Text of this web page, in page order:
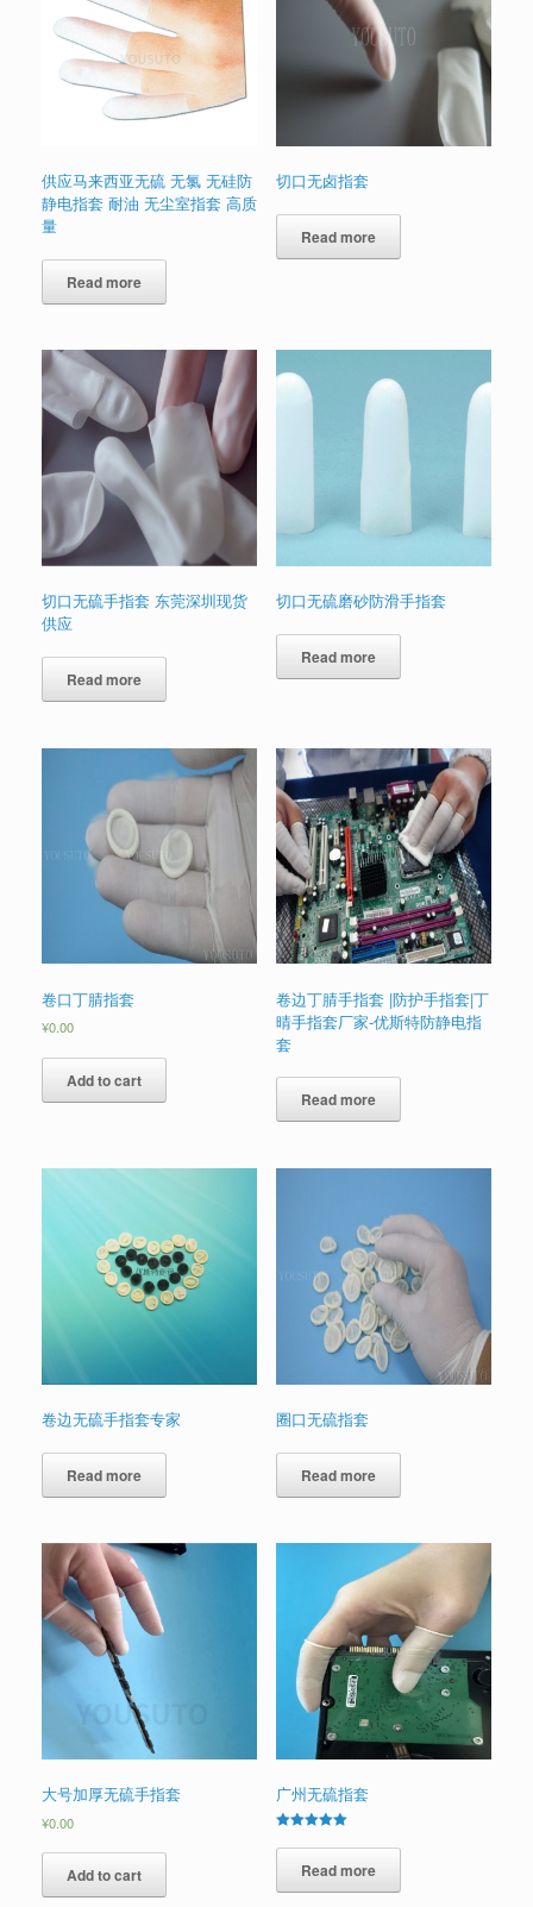
供应马来西亚无硫 无氯 无硅防
静电指套 耐油 无尘室指套 高质
量
Read more
切口无卤指套
Read more
切口无硫手指套 东莞深圳现货
供应
Read more
切口无硫磨砂防滑手指套
Read more
卷口丁腈指套
¥0.00
Add to cart
卷边丁腈手指套 |防护手指套|丁
晴手指套厂家-优斯特防静电指
套
Read more
卷边无硫手指套专家
Read more
圈口无硫指套
Read more
大号加厚无硫手指套
¥0.00
Add to cart
广州无硫指套
5.00
out of 5Read more